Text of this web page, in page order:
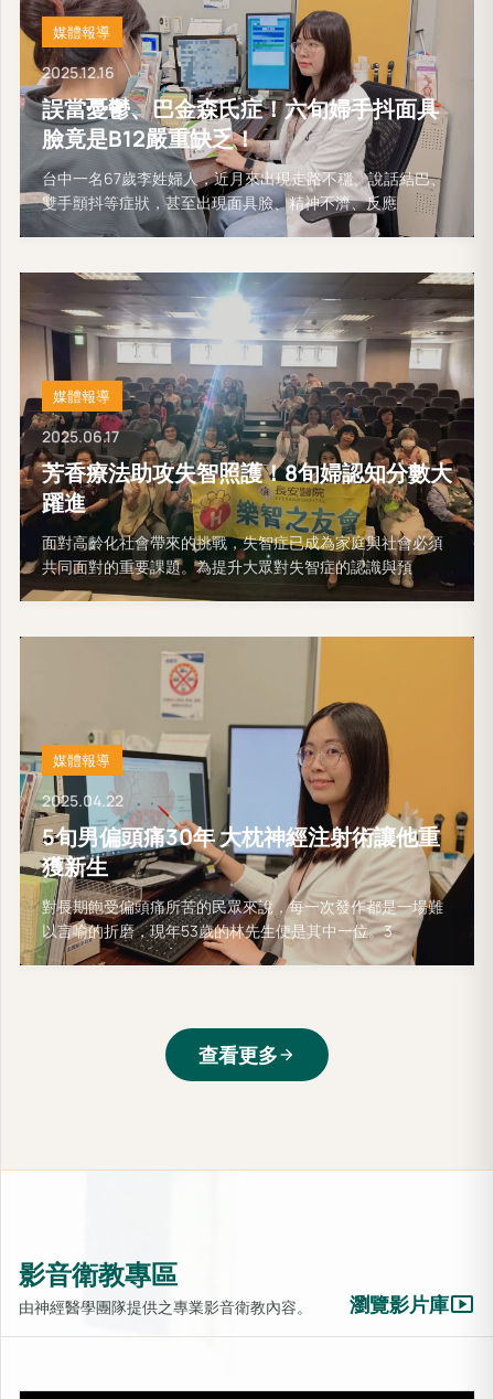
媒體報導
2025.12.16
誤當憂鬱、巴金森氏症！六旬婦手抖面具
臉竟是B12嚴重缺乏！
台中一名67歲李姓婦人，近月來出現走路不穩、說話結巴、
雙手顫抖等症狀，甚至出現面具臉、精神不濟、反應
媒體報導
2025.06.17
芳香療法助攻失智照護！8旬婦認知分數大
躍進
面對高齡化社會帶來的挑戰，失智症已成為家庭與社會必須
共同面對的重要課題。為提升大眾對失智症的認識與預
媒體報導
2025.04.22
5旬男偏頭痛30年 大枕神經注射術讓他重
獲新生
對長期飽受偏頭痛所苦的民眾來說，每一次發作都是一場難
以言喻的折磨，現年53歲的林先生便是其中一位。3
查看更多arrow_forward
影音衛教專區
由神經醫學團隊提供之專業影音衛教內容。 瀏覽影片庫smart_display